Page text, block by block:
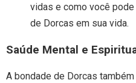
vidas e como você pode
de Dorcas em sua vida.
Saúde Mental e
A bondade de Dorcas